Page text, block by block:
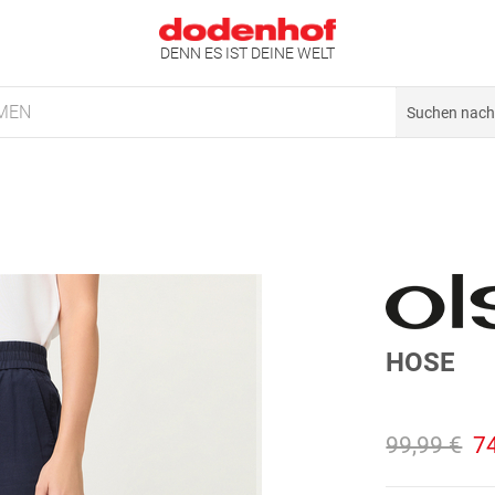
DENN ES IST DEINE WELT
HOSE
99,99 €